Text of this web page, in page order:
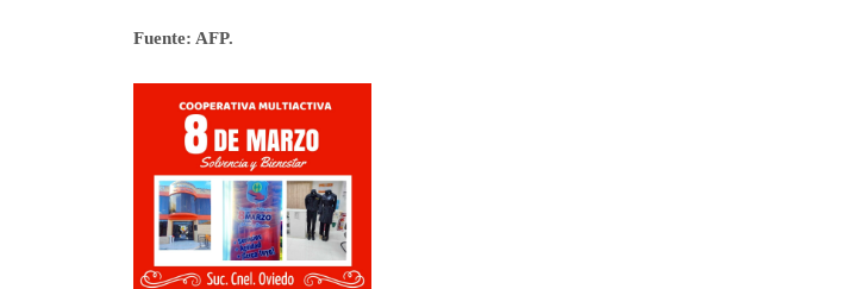
Fuente: AFP.